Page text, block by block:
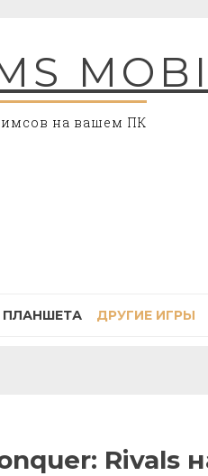
на вашем ПК
ПЛАНШЕТА ДРУГИЕ ИГРЫ
Rivals